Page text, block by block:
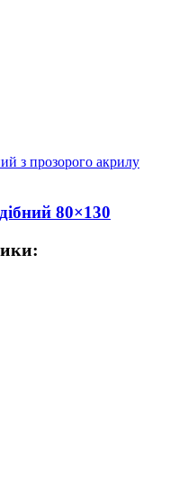
80×130